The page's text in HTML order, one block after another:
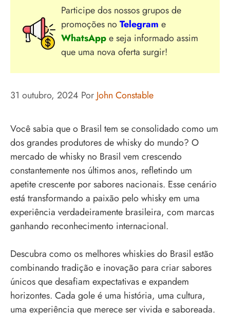
Participe dos nossos grupos de
promoções noTelegram e
WhatsAppe seja informado assim
que uma nova oferta surgir!
31 outubro, 2024 Por John Constable
Você sabia que o Brasil tem se consolidado como um
dos grandes produtores de whisky do mundo? O
mercado de whisky no Brasil vem crescendo
constantemente nos últimos anos, refletindo um
apetite crescente por sabores nacionais. Esse cenário
está transformando a paixão pelo whisky em uma
experiência verdadeiramente brasileira, com marcas
ganhando reconhecimento internacional.
Descubra como os melhores whiskies do Brasil estão
combinando tradição e inovação para criar sabores
únicos que desafiam expectativas e expandem
horizontes. Cada gole é uma história, uma cultura,
uma experiência que merece ser vivida e saboreada.